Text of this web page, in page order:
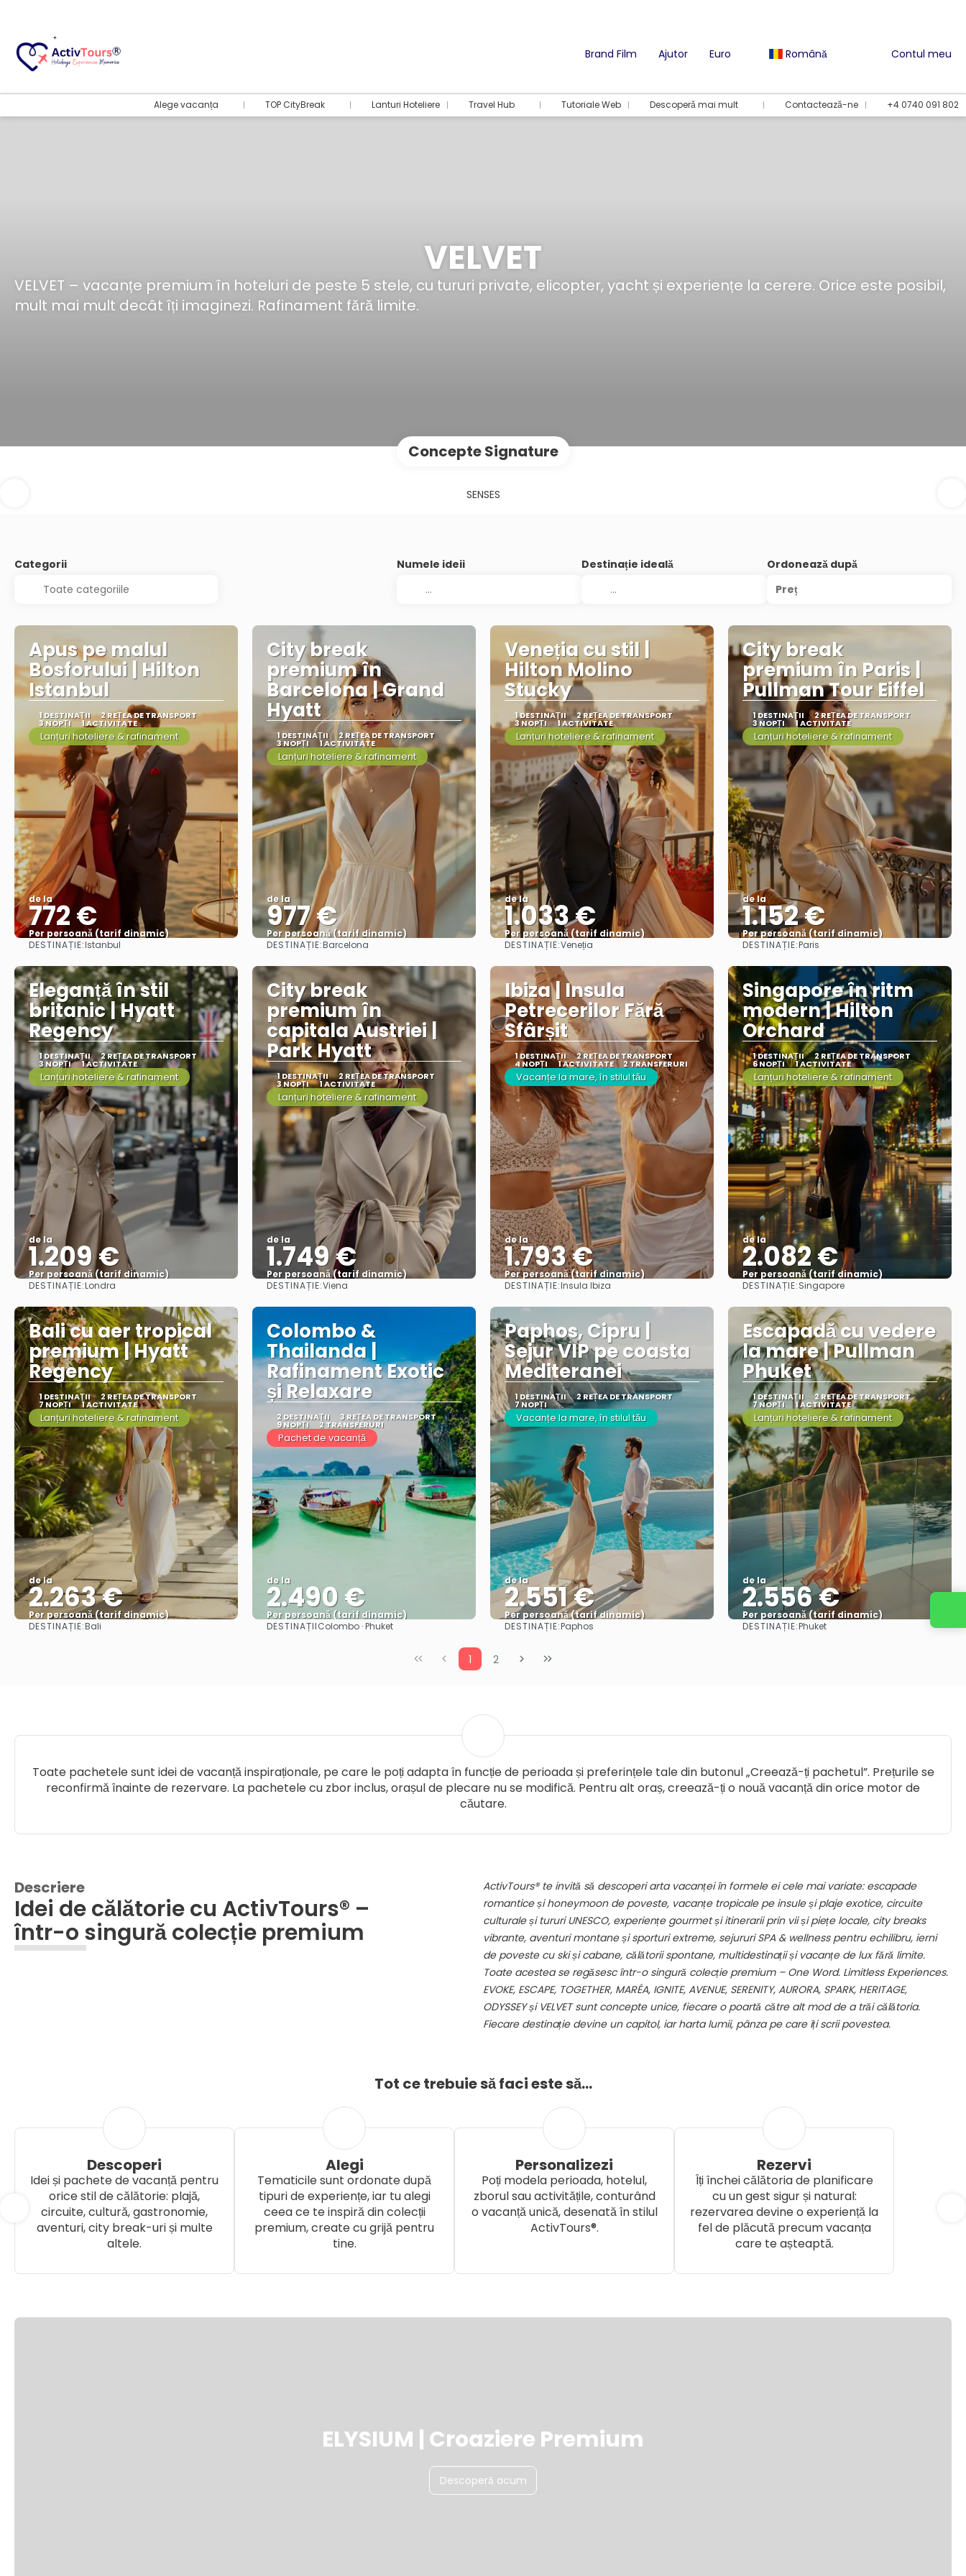
Brand Film Ajutor Euro Română Contul meu
Alege vacanța TOP CityBreak Lanturi Hoteliere Travel Hub Tutoriale Web Descoperă mai mult Contactează-ne +4 0740 091 802
VELVET
VELVET – vacanțe premium în hoteluri de peste 5 stele, cu tururi private, elicopter, yacht și experiențe la cerere. Orice este posibil,
mult mai mult decât îți imaginezi. Rafinament fără limite.
Concepte Signature
SENSES
Categorii Numele ideii Destinație ideală
Ordonează după
Preț
Apus pe malul
Bosforului | Hilton
Istanbul
1 DESTINAŢII 2 REȚEA DE TRANSPORT
3 NOPȚI 1 ACTIVITATE
Lanțuri hoteliere & rafinament
de la
772 €
Per persoană (tarif dinamic)
Vezi mai multe
DESTINAȚIE:Istanbul
City break
premium în
Barcelona | Grand
Hyatt
1 DESTINAŢII 2 REȚEA DE TRANSPORT
3 NOPȚI 1 ACTIVITATE
Lanțuri hoteliere & rafinament
de la
977 €
Per persoană (tarif dinamic)
Vezi mai multe
DESTINAȚIE:Barcelona
Veneția cu stil |
Hilton Molino
Stucky
1 DESTINAŢII 2 REȚEA DE TRANSPORT
3 NOPȚI 1 ACTIVITATE
Lanțuri hoteliere & rafinament
de la
1.033 €
Per persoană (tarif dinamic)
Vezi mai multe
DESTINAȚIE:Veneția
City break
premium în Paris |
Pullman Tour Eiffel
1 DESTINAŢII 2 REȚEA DE TRANSPORT
3 NOPȚI 1 ACTIVITATE
Lanțuri hoteliere & rafinament
de la
1.152 €
Per persoană (tarif dinamic)
Vezi mai multe
DESTINAȚIE:Paris
Eleganță în stil
britanic | Hyatt
Regency
1 DESTINAŢII 2 REȚEA DE TRANSPORT
3 NOPȚI 1 ACTIVITATE
Lanțuri hoteliere & rafinament
de la
1.209 €
Per persoană (tarif dinamic)
Vezi mai multe
DESTINAȚIE:Londra
City break
premium în
capitala Austriei |
Park Hyatt
1 DESTINAŢII 2 REȚEA DE TRANSPORT
3 NOPȚI 1 ACTIVITATE
Lanțuri hoteliere & rafinament
de la
1.749 €
Per persoană (tarif dinamic)
Vezi mai multe
DESTINAȚIE:Viena
Ibiza | Insula
Petrecerilor Fără
Sfârșit
1 DESTINAŢII 2 REȚEA DE TRANSPORT
4 NOPȚI 1 ACTIVITATE 2 TRANSFERURI
Vacanțe la mare, în stilul tău
de la
1.793 €
Per persoană (tarif dinamic)
Vezi mai multe
DESTINAȚIE:Insula Ibiza
Singapore în ritm
modern | Hilton
Orchard
1 DESTINAŢII 2 REȚEA DE TRANSPORT
6 NOPȚI 1 ACTIVITATE
Lanțuri hoteliere & rafinament
de la
2.082 €
Per persoană (tarif dinamic)
Vezi mai multe
DESTINAȚIE:Singapore
Bali cu aer tropical
premium | Hyatt
Regency
1 DESTINAŢII 2 REȚEA DE TRANSPORT
7 NOPȚI 1 ACTIVITATE
Lanțuri hoteliere & rafinament
de la
2.263 €
Per persoană (tarif dinamic)
Vezi mai multe
DESTINAȚIE:Bali
Colombo &
Thailanda |
Rafinament Exotic
și Relaxare
2 DESTINAŢII 3 REȚEA DE TRANSPORT
9 NOPȚI 2 TRANSFERURI
Pachet de vacanță
de la
2.490 €
Per persoană (tarif dinamic)
Vezi mai multe
DESTINAȚIIColombo · Phuket
Paphos, Cipru |
Sejur VIP pe coasta
Mediteranei
1 DESTINAŢII 2 REȚEA DE TRANSPORT
7 NOPȚI
Vacanțe la mare, în stilul tău
de la
2.551 €
Per persoană (tarif dinamic)
Vezi mai multe
DESTINAȚIE:Paphos
Escapadă cu vedere
la mare | Pullman
Phuket
1 DESTINAŢII 2 REȚEA DE TRANSPORT
7 NOPȚI 1 ACTIVITATE
Lanțuri hoteliere & rafinament
de la
2.556 €
Per persoană (tarif dinamic)
Vezi mai multe
DESTINAȚIE:Phuket
1 2
Toate pachetele sunt idei de vacanță inspiraționale, pe care le poți adapta în funcție de perioada și preferințele tale din butonul „Creează-ți pachetul”. Prețurile se
reconfirmă înainte de rezervare. La pachetele cu zbor inclus, orașul de plecare nu se modifică. Pentru alt oraș, creează-ți o nouă vacanță din orice motor de
căutare.
Descriere
Idei de călătorie cu ActivTours® –
într-o singură colecție premium
ActivTours® te invită să descoperi arta vacanței în formele ei cele mai variate: escapade
romantice și honeymoon de poveste, vacanțe tropicale pe insule și plaje exotice, circuite
culturale și tururi UNESCO, experiențe gourmet și itinerarii prin vii și piețe locale, city breaks
vibrante, aventuri montane și sporturi extreme, sejururi SPA & wellness pentru echilibru, ierni
de poveste cu ski și cabane, călătorii spontane, multidestinații și vacanțe de lux fără limite.
Toate acestea se regăsesc într-o singură colecție premium – One Word. Limitless Experiences.
EVOKE, ESCAPE, TOGETHER, MARÉA, IGNITE, AVENUE, SERENITY, AURORA, SPARK, HERITAGE,
ODYSSEY și VELVET sunt concepte unice, fiecare o poartă către alt mod de a trăi călătoria.
Fiecare destinație devine un capitol, iar harta lumii, pânza pe care îți scrii povestea.
Tot ce trebuie să faci este să...
Descoperi
Idei și pachete de vacanță pentru
orice stil de călătorie: plajă,
circuite, cultură, gastronomie,
aventuri, city break-uri și multe
altele.
Alegi
Tematicile sunt ordonate după
tipuri de experiențe, iar tu alegi
ceea ce te inspiră din colecții
premium, create cu grijă pentru
tine.
Personalizezi
Poți modela perioada, hotelul,
zborul sau activitățile, conturând
o vacanță unică, desenată în stilul
ActivTours®.
Rezervi
Îți închei călătoria de planificare
cu un gest sigur și natural:
rezervarea devine o experiență la
fel de plăcută precum vacanța
care te așteaptă.
ELYSIUM | Croaziere Premium
Descoperă acum